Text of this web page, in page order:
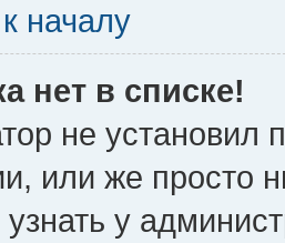
началу
нет в списке!
не установил
или же просто
у